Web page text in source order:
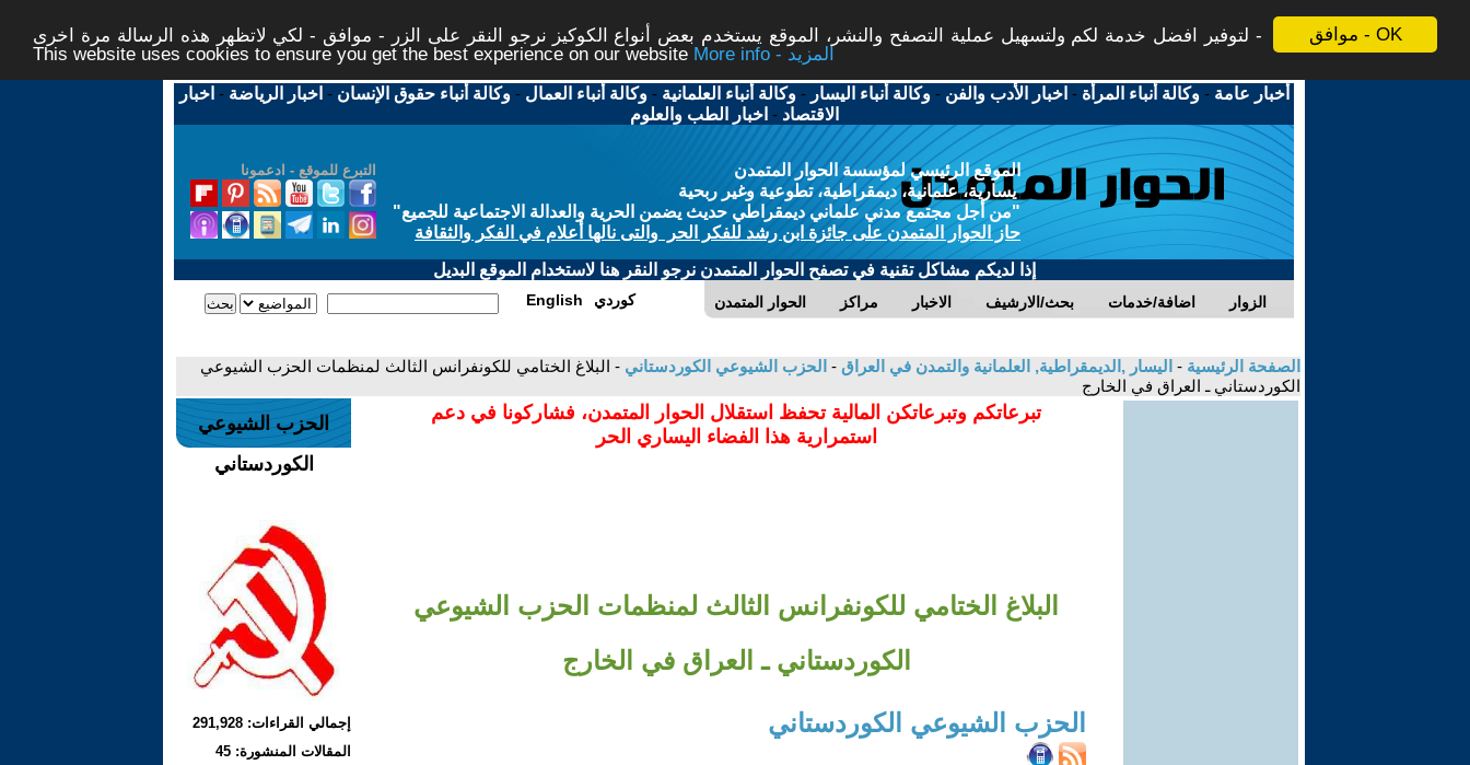
موافق - OK
لتوفير افضل خدمة لكم ولتسهيل عملية التصفح والنشر، الموقع يستخدم بعض أنواع الكوكيز نرجو النقر على الزر - موافق - لكي لاتظهر هذه الرسالة مرة اخرى -
This website uses cookies to ensure you get the best experience on our website
More info - المزيد
أخبار عامة -وكالة أنباء المرأة - اخبار الأدب والفن -وكالة أنباء اليسار -وكالة أنباء العلمانية -وكالة أنباء العمال -وكالة أنباء حقوق الإنسان - اخبار الرياضة - اخبار
الاقتصاد - اخبار الطب والعلوم
التبرع للموقع - ادعمونا
الموقع الرئيسي لمؤسسة الحوار المتمدن
يسارية، علمانية، ديمقراطية، تطوعية وغير ربحية
"من أجل مجتمع مدني علماني ديمقراطي حديث يضمن الحرية والعدالة الاجتماعية للجميع"
حاز الحوار المتمدن على جائزة ابن رشد للفكر الحر والتى نالها أعلام في الفكر والثقافة
إذا لديكم مشاكل تقنية في تصفح الحوار المتمدن نرجو النقر هنا لاستخدام الموقع البديل
الحوار المتمدن مراكز الاخبار بحث/الارشيف اضافة/خدمات الزوار English كوردي
الصفحة الرئيسية - اليسار ,الديمقراطية, العلمانية والتمدن في العراق - الحزب الشيوعي الكوردستاني - البلاغ الختامي للكونفرانس الثالث لمنظمات الحزب الشيوعي
الكوردستاني ـ العراق في الخارج
تبرعاتكم وتبرعاتكن المالية تحفظ استقلال الحوار المتمدن، فشاركونا في دعم
استمرارية هذا الفضاء اليساري الحر
البلاغ الختامي للكونفرانس الثالث لمنظمات الحزب الشيوعي
الكوردستاني ـ العراق في الخارج
الحزب الشيوعي الكوردستاني
الحزب الشيوعي
الكوردستاني
إجمالي القراءات: 291,928
المقالات المنشورة: 45